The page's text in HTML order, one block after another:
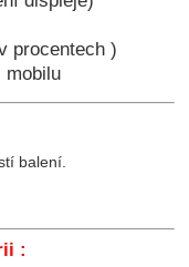
procentech )
mobilu
balení.
: